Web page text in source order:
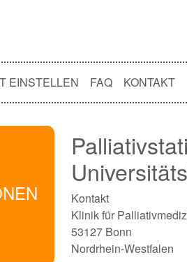
EINSTELLEN FAQ KONTAKT
Kontakt
Klinik für
53127 Bonn
Nordrhein-Westfalen